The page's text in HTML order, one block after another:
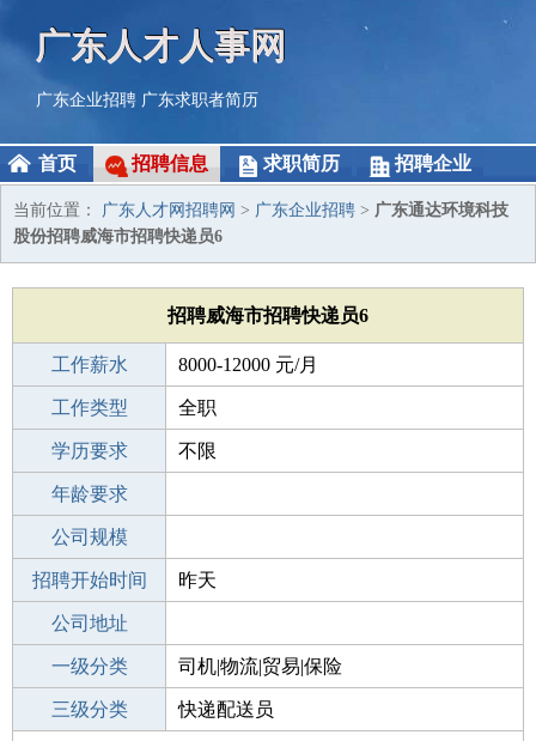
广东人才人事网
广东企业招聘 广东求职者简历
首页 招聘信息 求职简历 招聘企业
当前位置： 广东人才网招聘网 > 广东企业招聘 > 广东通达环境科技
股份招聘威海市招聘快递员6
招聘威海市招聘快递员6
工作薪水 8000-12000 元/月
招聘人数 10人
工作类型 全职
性别要求 -
学历要求 不限
工作经验
年龄要求
工作地点
公司规模
公司电话
招聘开始时间 昨天
招聘结束时间
公司地址
一级分类 司机|物流|贸易|保险
二级分类 物流/仓储
三级分类 快递配送员